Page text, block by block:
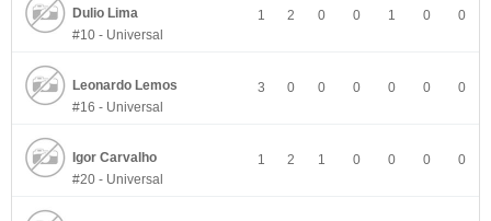
Dulio Lima
#10 - Universal
1 2 0 0 1 0 0
Leonardo Lemos
#16 - Universal
3 0 0 0 0 0 0
Igor Carvalho
#20 - Universal
1 2 1 0 0 0 0